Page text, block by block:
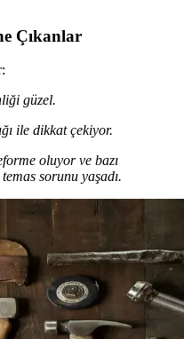
Çıkanlar
güzel.
ile dikkat çekiyor.
oluyor ve bazı
sorunu yaşadı.